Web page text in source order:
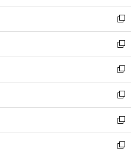
開
く
ウ
で
開
く
ン
ド
ウ
で
開
く
ウ
ィ
ン
ド
ウ
で
開
く
新
し
い
ウ
ィ
ン
ド
ウ
で
開
く
新
し
い
ウ
ィ
ン
ド
ウ
で
新
し
い
ウ
ィ
ン
ド
新
し
い
ウ
ィ
新
し
い
新